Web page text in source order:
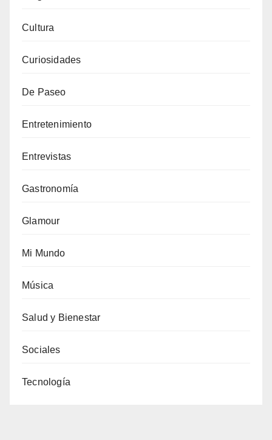
Cultura
Curiosidades
De Paseo
Entretenimiento
Entrevistas
Gastronomía
Glamour
Mi Mundo
Música
Salud y Bienestar
Sociales
Tecnología